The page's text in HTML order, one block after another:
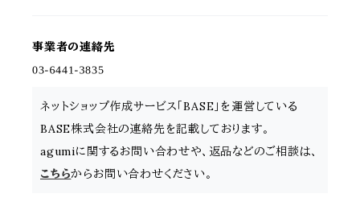
事業者の連絡先
ネットショップ作成サービス「BASE」を運営している
BASE株式会社の連絡先を記載しております。
agumiに関するお問い合わせや、返品などのご相談は、
こちらからお問い合わせください。